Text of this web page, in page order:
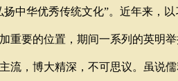
中华优秀传统文化”。近年来，
重要的位置，期间一系列的英明
，博大精深，不可思议。虽说儒